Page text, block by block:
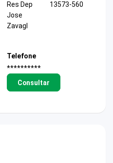
Res Dep
Jose
Zavagl
13573-560
Telefone
**********
Consultar